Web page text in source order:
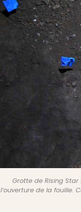
Grotte de Rising Star
l’ouverture de la fouille.